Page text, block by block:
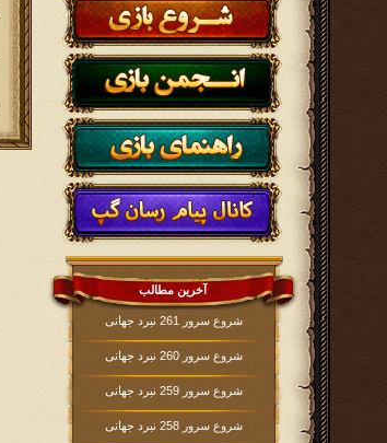
آخرین مطالب
شروع سرور 261 نبرد جهانی
شروع سرور 260 نبرد جهانی
شروع سرور 259 نبرد جهانی
شروع سرور 258 نبرد جهانی